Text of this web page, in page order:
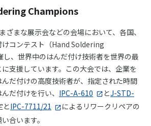
Champions
ざまな展示会などの会場において、各国、
コンテスト（Hand Soldering
、世界中のはんだ付け技術者を世界の最
支援しています。この大会では、企業を
だ付けの高度技術者が、指定された時間
だ付けを行い、 IPC-A-610 とJ-STD-
とIPC-7711/21
によるリワークリペアの
合います。